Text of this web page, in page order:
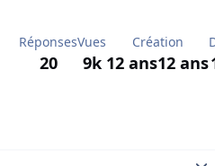
Réponses
20
Vues
9k
Création
12 ans12 ans